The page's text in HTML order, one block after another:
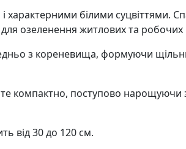
білими суцвіттями.
озеленення житлових та робочих
з кореневища, формуючи
компактно, поступово нарощуючи
від 30 до 120 см.